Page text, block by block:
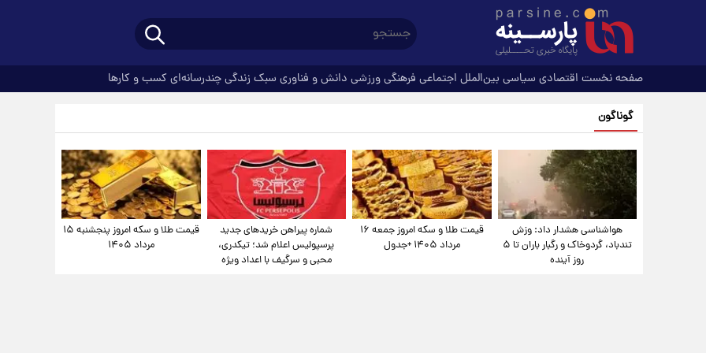
صفحه نخست اقتصادی سیاسی بین‌الملل اجتماعی فرهنگیورزشی دانش و فناوری سبک زندگیچندرسانه‌ای کسب و کارها
گوناگون
هواشناسی هشدار داد: وزش
تندباد، گردوخاک و رگبار باران تا ۵
روز آینده
قیمت طلا و سکه امروز جمعه ۱۶
مرداد ۱۴۰۵ +جدول
شماره پیراهن خریدهای جدید
پرسپولیس اعلام شد؛ تیکدری،
محبی و سرگیف با اعداد ویژه
قیمت طلا و سکه امروز پنجشنبه ۱۵
مرداد ۱۴۰۵